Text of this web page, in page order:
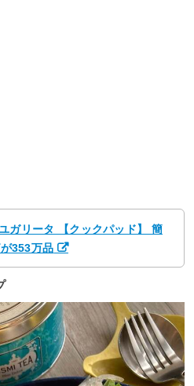
ガリータ 【クックパッド】 簡
353万品